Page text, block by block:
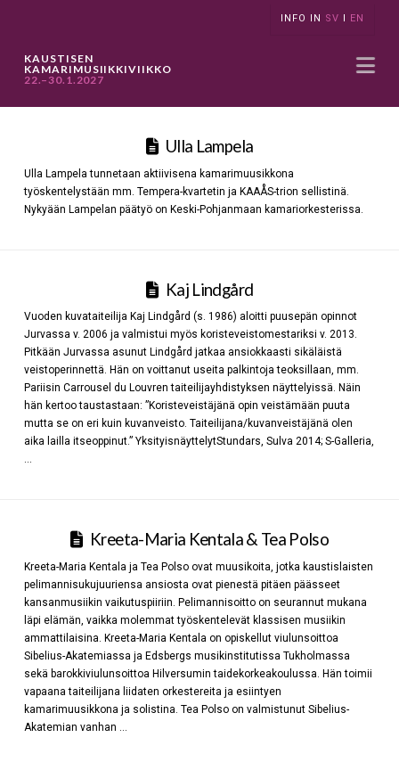
INFO IN SV I EN
KAUSTISEN
KAMARIMUSIIKKIVIIKKO
22.–30.1.2027
Ulla Lampela
Ulla Lampela tunnetaan aktiivisena kamarimuusikkona
työskentelystään mm. Tempera-kvartetin ja KAAÅS-trion sellistinä.
Nykyään Lampelan päätyö on Keski-Pohjanmaan kamariorkesterissa.
Kaj Lindgård
Vuoden kuvataiteilija Kaj Lindgård (s. 1986) aloitti puusepän opinnot
Jurvassa v. 2006 ja valmistui myös koristeveistomestariksi v. 2013.
Pitkään Jurvassa asunut Lindgård jatkaa ansiokkaasti sikäläistä
veistoperinnettä. Hän on voittanut useita palkintoja teoksillaan, mm.
Pariisin Carrousel du Louvren taiteilijayhdistyksen näyttelyissä. Näin
hän kertoo taustastaan: ”Koristeveistäjänä opin veistämään puuta
mutta se on eri kuin kuvanveisto. Taiteilijana/kuvanveistäjänä olen
aika lailla itseoppinut.” YksityisnäyttelytStundars, Sulva 2014; S-Galleria,
…
Kreeta-Maria Kentala & Tea Polso
Kreeta-Maria Kentala ja Tea Polso ovat muusikoita, jotka kaustislaisten
pelimannisukujuuriensa ansiosta ovat pienestä pitäen päässeet
kansanmusiikin vaikutuspiiriin. Pelimannisoitto on seurannut mukana
läpi elämän, vaikka molemmat työskentelevät klassisen musiikin
ammattilaisina. Kreeta-Maria Kentala on opiskellut viulunsoittoa
Sibelius-Akatemiassa ja Edsbergs musikinstitutissa Tukholmassa
sekä barokkiviulunsoittoa Hilversumin taidekorkeakoulussa. Hän toimii
vapaana taiteilijana liidaten orkestereita ja esiintyen
kamarimuusikkona ja solistina. Tea Polso on valmistunut Sibelius-
Akatemian vanhan …